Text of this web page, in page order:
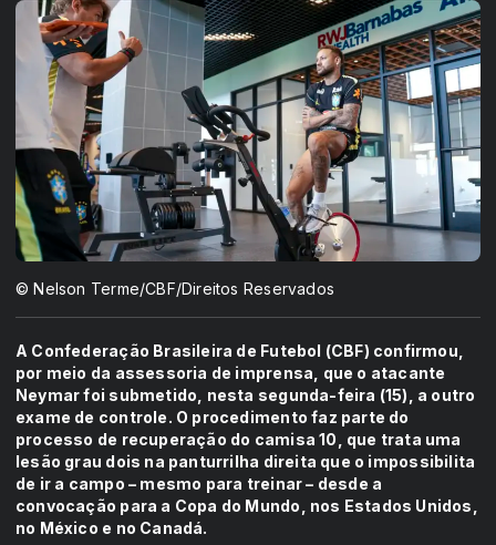
© Nelson Terme/CBF/Direitos Reservados
A Confederação Brasileira de Futebol (CBF) confirmou,
por meio da assessoria de imprensa, que o atacante
Neymar foi submetido, nesta segunda-feira (15), a outro
exame de controle. O procedimento faz parte do
processo de recuperação do camisa 10, que trata uma
lesão grau dois na panturrilha direita que o impossibilita
de ir a campo – mesmo para treinar – desde a
convocação para a Copa do Mundo, nos Estados Unidos,
no México e no Canadá.